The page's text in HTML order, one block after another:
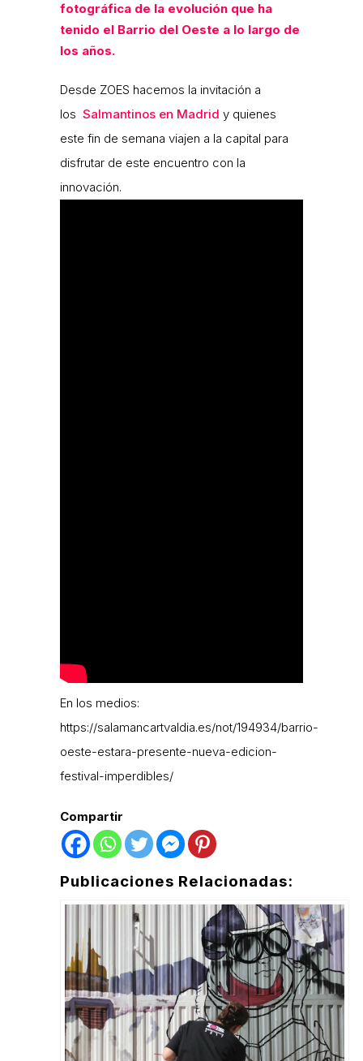
fotográfica de la evolución que ha
tenido el Barrio del Oeste a lo largo de
los años.
Desde ZOES hacemos la invitación a
los Salmantinos en Madrid y quienes
este fin de semana viajen a la capital para
disfrutar de este encuentro con la
innovación.
En los medios:
https://salamancartvaldia.es/not/194934/barrio-
oeste-estara-presente-nueva-edicion-
festival-imperdibles/
Compartir
Publicaciones Relacionadas: